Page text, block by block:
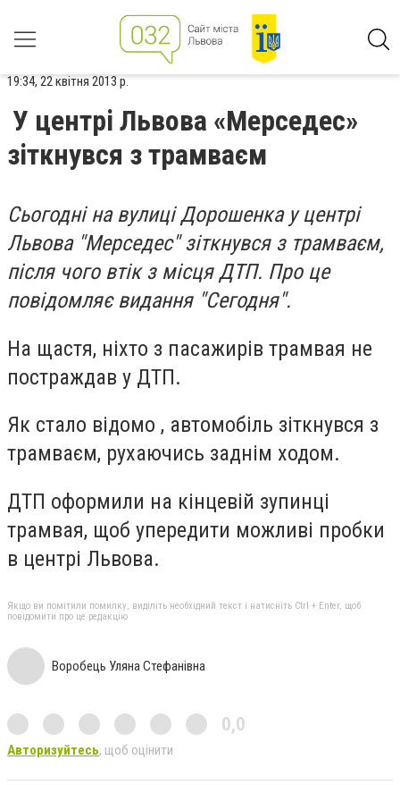
19:34, 22 квітня 2013 р.
У центрі Львова «Мерседес»
зіткнувся з трамваєм
Сьогодні на вулиці Дорошенка у центрі
Львова "Мерседес" зіткнувся з трамваєм,
після чого втік з місця ДТП. Про це
повідомляє видання "Сегодня".
На щастя, ніхто з пасажирів трамвая не
постраждав у ДТП.
Як стало відомо , автомобіль зіткнувся з
трамваєм, рухаючись заднім ходом.
ДТП оформили на кінцевій зупинці
трамвая, щоб упередити можливі пробки
в центрі Львова.
Якщо ви помітили помилку, виділіть необхідний текст і натисніть Ctrl + Enter, щоб
повідомити про це редакцію
Воробець Уляна Стефанівна
0,0
Авторизуйтесь, щоб оцінити